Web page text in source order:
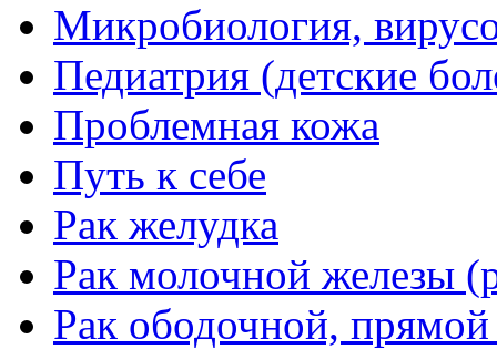
Микробиология,
Педиатрия (детские
Проблемная кожа
Путь к себе
Рак желудка
Рак молочной железы
Рак ободочной,